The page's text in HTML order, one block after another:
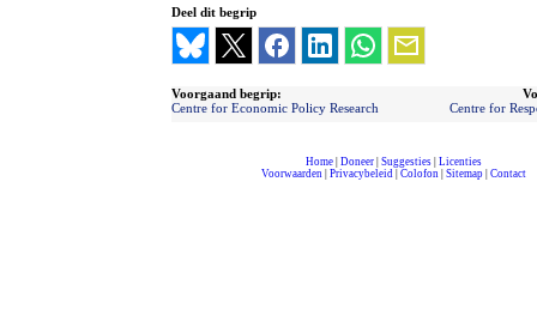
Deel dit begrip
Voorgaand begrip:
Centre for Economic Policy Research
Centre for
Home| Doneer| Suggesties| Licenties
Voorwaarden| Privacybeleid| Colofon| Sitemap| Contact